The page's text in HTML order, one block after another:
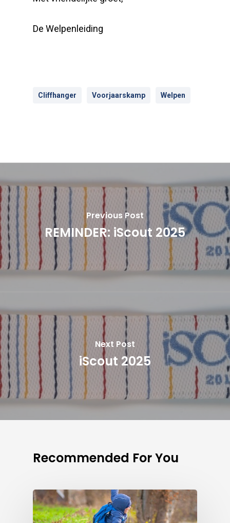
De Welpenleiding
Cliffhanger Voorjaarskamp Welpen
Previous Post
REMINDER: iScout 2025
Next Post
iScout 2025
Recommended For You